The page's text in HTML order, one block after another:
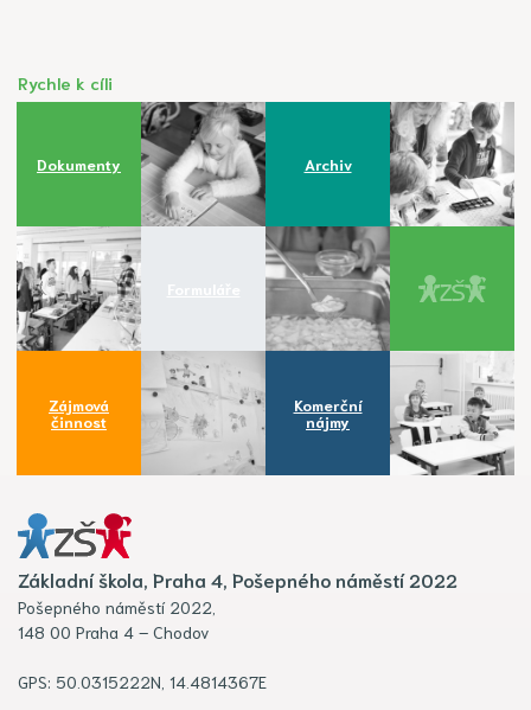
Rychle k cíli
Dokumenty Archiv
Zájmová
činnost
Komerční
nájmy
Základní škola, Praha 4, Pošepného náměstí 2022
Pošepného náměstí 2022,
148 00 Praha 4 – Chodov
GPS: 50.0315222N, 14.4814367E